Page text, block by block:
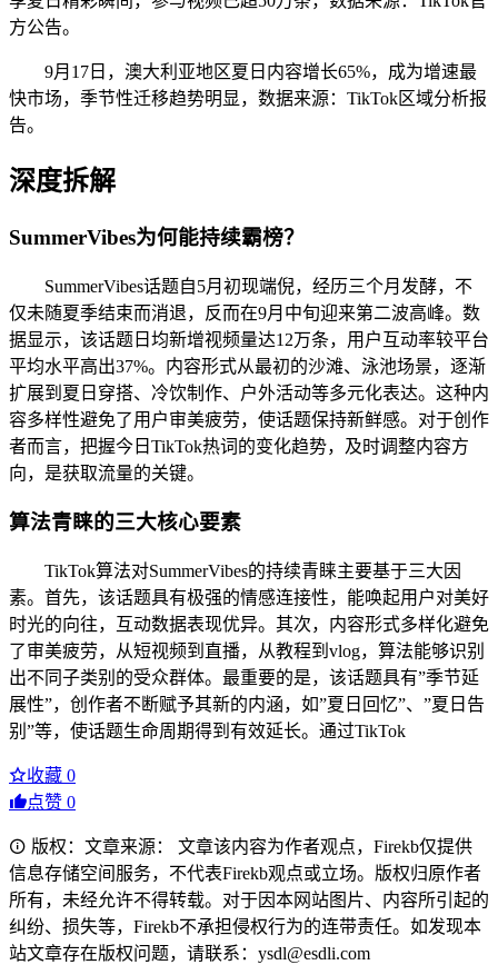
方公告。
9月17日，澳大利亚地区夏日内容增长65%，成为增速最
快市场，季节性迁移趋势明显，数据来源：TikTok区域分析报
告。
深度拆解
SummerVibes为何能持续霸榜？
SummerVibes话题自5月初现端倪，经历三个月发酵，不
仅未随夏季结束而消退，反而在9月中旬迎来第二波高峰。数
据显示，该话题日均新增视频量达12万条，用户互动率较平台
平均水平高出37%。内容形式从最初的沙滩、泳池场景，逐渐
扩展到夏日穿搭、冷饮制作、户外活动等多元化表达。这种内
容多样性避免了用户审美疲劳，使话题保持新鲜感。对于创作
者而言，把握今日TikTok热词的变化趋势，及时调整内容方
向，是获取流量的关键。
算法青睐的三大核心要素
TikTok算法对SummerVibes的持续青睐主要基于三大因
素。首先，该话题具有极强的情感连接性，能唤起用户对美好
时光的向往，互动数据表现优异。其次，内容形式多样化避免
了审美疲劳，从短视频到直播，从教程到vlog，算法能够识别
出不同子类别的受众群体。最重要的是，该话题具有”季节延
展性”，创作者不断赋予其新的内涵，如”夏日回忆”、”夏日告
别”等，使话题生命周期得到有效延长。通过TikTok
收藏 0
点赞 0
版权：文章来源： 文章该内容为作者观点，Firekb仅提供
信息存储空间服务，不代表Firekb观点或立场。版权归原作者
所有，未经允许不得转载。对于因本网站图片、内容所引起的
纠纷、损失等，Firekb不承担侵权行为的连带责任。如发现本
站文章存在版权问题，请联系：ysdl@esdli.com